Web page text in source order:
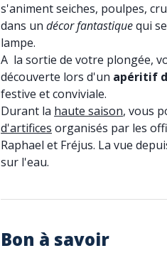
s'animent seiches, poulpes,
dans un décor fantastiquequi
lampe.
A la sortie de votre plongée,
découverte lors d'un apéritif
festive et conviviale.
Durant la haute saison, vous
d'artifices organisés par les
Raphael et Fréjus. La vue
sur l'eau.
Bon à savoir